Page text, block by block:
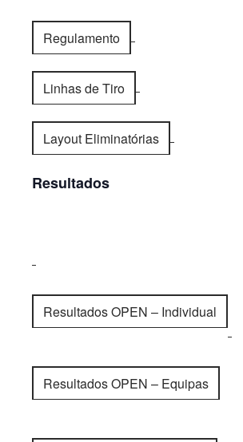
Regulamento
Linhas de Tiro
Layout Eliminatórias
Resultados
Resultados OPEN – Individual
Resultados OPEN – Equipas